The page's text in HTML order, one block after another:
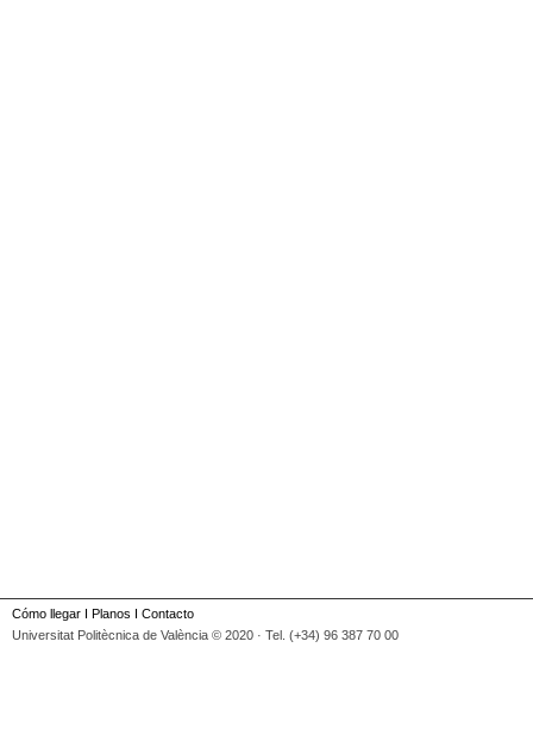
Cómo llegar I Planos I Contacto
Universitat Politècnica de València © 2020 · Tel. (+34) 96 387 70 00